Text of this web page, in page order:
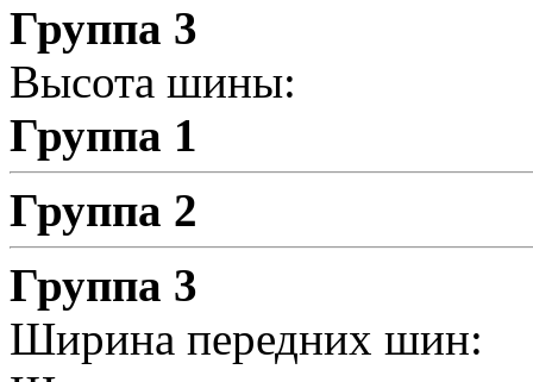
Группа 3
Высота шины:
Группа 1
Группа 2
Группа 3
Ширина передних шин: